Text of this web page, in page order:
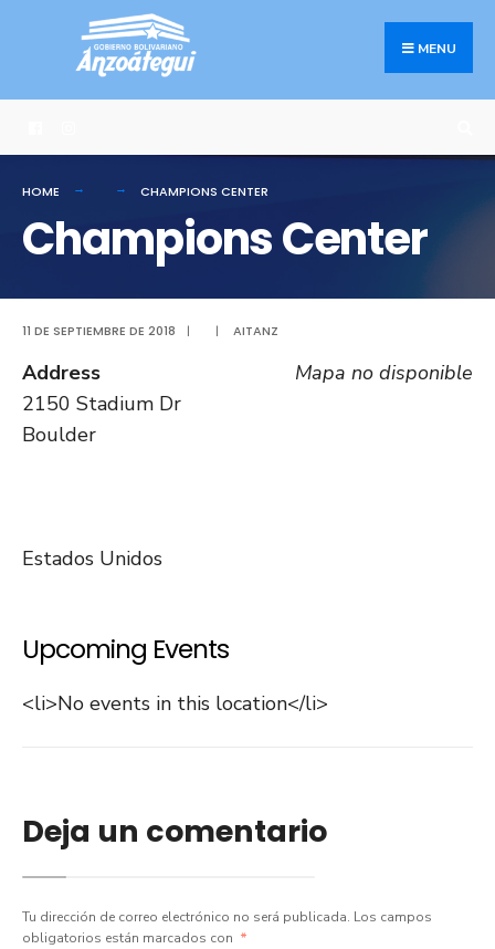
MENU
HOME CHAMPIONS CENTER
Champions Center
11 DE SEPTIEMBRE DE 2018 | | AITANZ
Mapa no disponible
Address
2150 Stadium Dr
Boulder
Estados Unidos
Upcoming Events
<li>No events in this location</li>
Deja un comentario
Tu dirección de correo electrónico no será publicada. Los campos
obligatorios están marcados con *
Search